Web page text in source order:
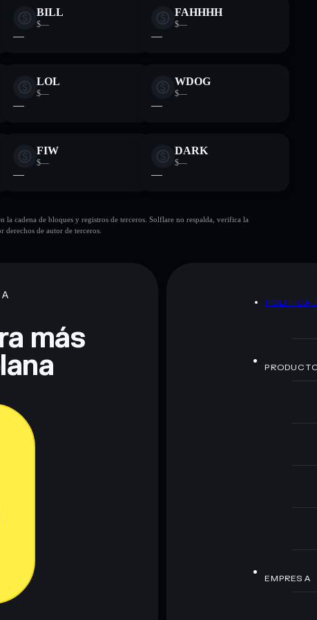
BILL
$—
—
FAHHHH
$—
—
LOL
$—
—
WDOG
$—
—
FIW
$—
—
DARK
$—
—
la cadena de bloques y registros de terceros. Solflare no respalda, verifica la
de autor de terceros.
más
POLÍTICA
EMPRESA